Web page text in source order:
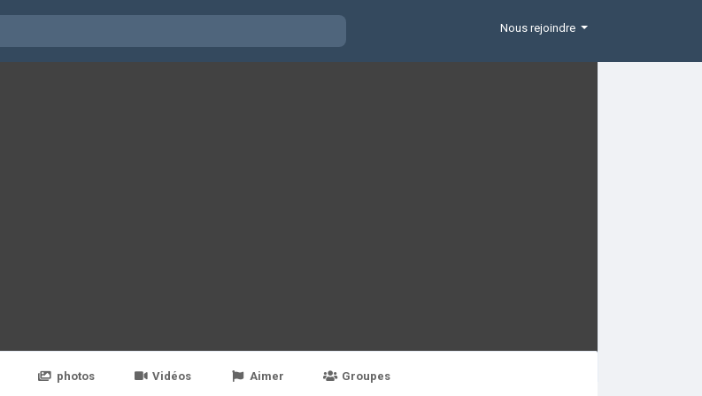
Nous rejoindre
photos Vidéos Aimer Groupes